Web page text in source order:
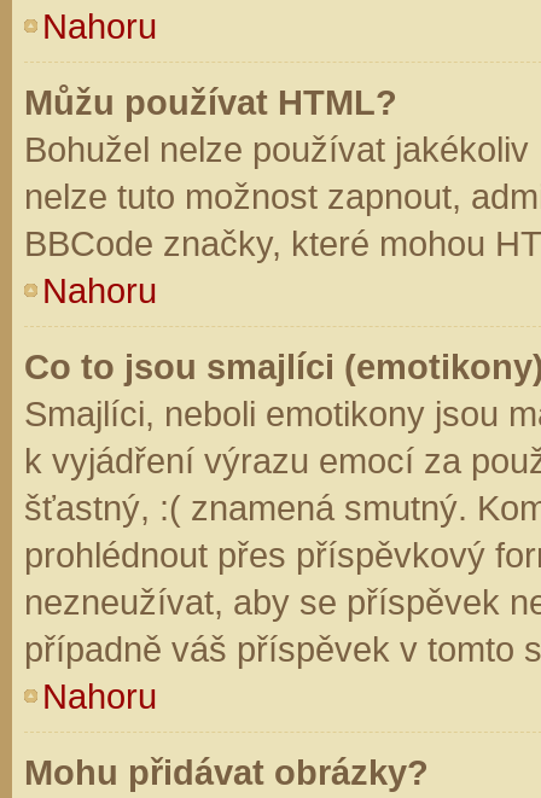
Nahoru
Můžu používat HTML?
Bohužel nelze používat
nelze tuto možnost zapnout,
BBCode značky, které mohou
Nahoru
Co to jsou smajlíci
Smajlíci, neboli emotikony jsou
k vyjádření výrazu emocí za
šťastný, :( znamená smutný.
prohlédnout přes příspěvkový
nezneužívat, aby se příspěvek
případně váš příspěvek v tomto
Nahoru
Mohu přidávat obrázky?